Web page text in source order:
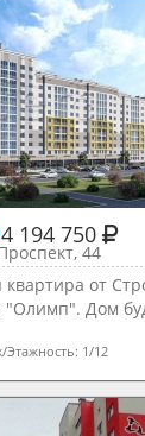
4 194 750
44
от
Дом
Этажность: 1/12